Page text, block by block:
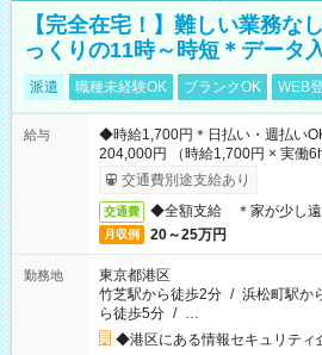
【完全在宅！】難しい業務な
っくりの11時～時短＊データ
派遣 職種未経験OK ブランクOK WEB
給与
◆時給1,700円＊日払い・週払い
204,000円 （時給1,700円 × 実働
交通費別途支給あり
交通費 ◆全額支給 ＊家が少し遠
月収例 20～25万円
勤務地
東京都港区
竹芝駅から徒歩2分 / 浜松町駅か
ら徒歩5分 / …
◆港区にある情報セキュリティ